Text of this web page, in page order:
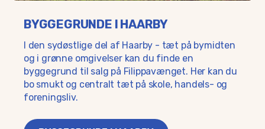
BYGGEGRUNDE I HAARBY
I den sydøstlige del af Haarby - tæt på bymidten
og i grønne omgivelser kan du finde en
byggegrund til salg på Filippavænget. Her kan du
bo smukt og centralt tæt på skole, handels- og
foreningsliv.